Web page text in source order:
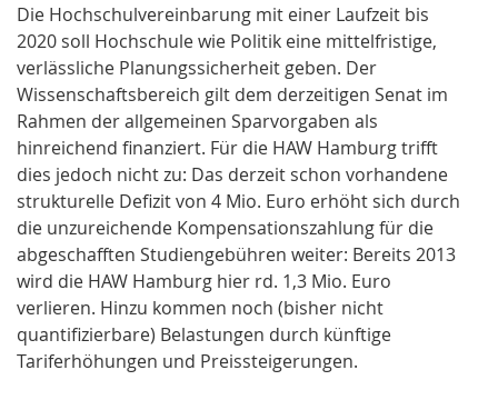
Die Hochschulvereinbarung mit einer Laufzeit bis
2020 soll Hochschule wie Politik eine mittelfristige,
verlässliche Planungssicherheit geben. Der
Wissenschaftsbereich gilt dem derzeitigen Senat im
Rahmen der allgemeinen Sparvorgaben als
hinreichend finanziert. Für die HAW Hamburg trifft
dies jedoch nicht zu: Das derzeit schon vorhandene
strukturelle Defizit von 4 Mio. Euro erhöht sich durch
die unzureichende Kompensationszahlung für die
abgeschafften Studiengebühren weiter: Bereits 2013
wird die HAW Hamburg hier rd. 1,3 Mio. Euro
verlieren. Hinzu kommen noch (bisher nicht
quantifizierbare) Belastungen durch künftige
Tariferhöhungen und Preissteigerungen.